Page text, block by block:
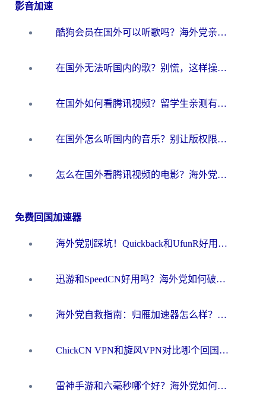
影音加速
酷狗会员在国外可以听歌吗？海外党亲测有效：3步解决音乐权限难题
在国外无法听国内的歌？别慌，这样操作就能畅听QQ音乐（附亲测加速器推荐）
在国外如何看腾讯视频？留学生亲测有效的回国加速方案
在国外怎么听国内的音乐？别让版权限制断了你的华语歌单
怎么在国外看腾讯视频的电影？海外党亲测有效的回国加速指南
免费回国加速器
海外党别踩坑！Quickback和UfunR好用吗？选对回国加速器才能无缝刷国内资源
迅游和SpeedCN好用吗？海外党如何破解那道看不见的墙
海外党自救指南：归雁加速器怎么样？教你避开坑实现国内资源无缝访问
ChickCN VPN和旋风VPN对比哪个回国效果更好？海外用户的选择困境与出路
雷神手游和六毫秒哪个好？海外党如何真正解锁国内资源